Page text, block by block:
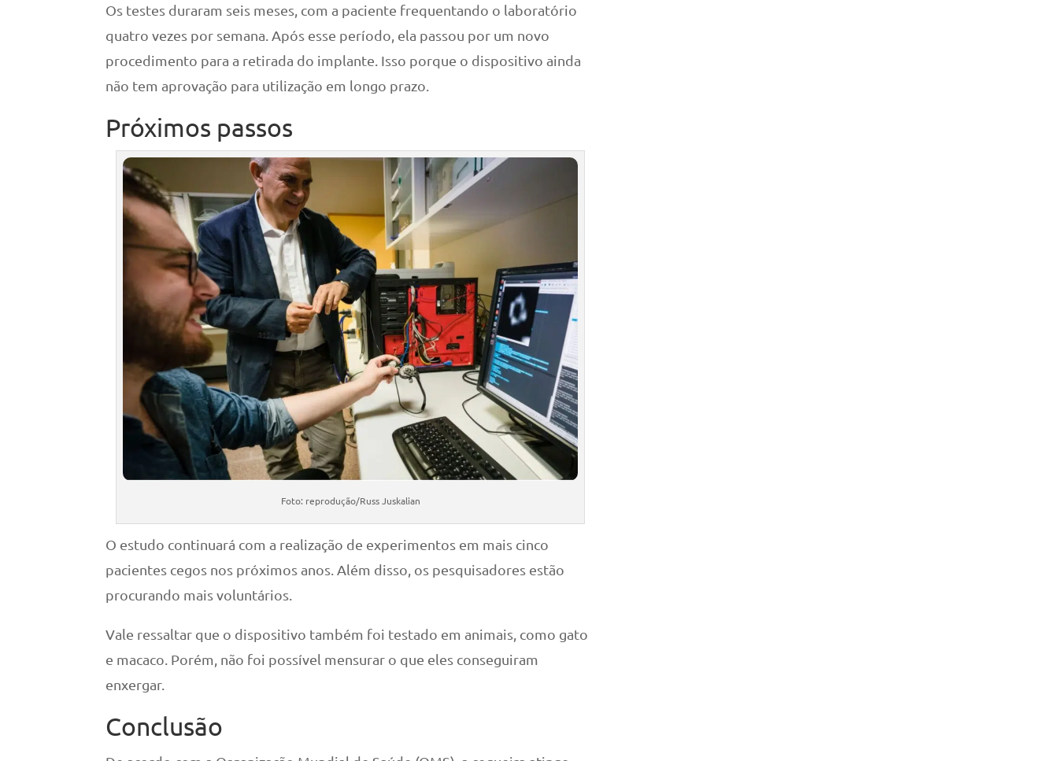
Os testes duraram seis meses, com a paciente frequentando o laboratório
quatro vezes por semana. Após esse período, ela passou por um novo
procedimento para a retirada do implante. Isso porque o dispositivo ainda
não tem aprovação para utilização em longo prazo.
Próximos passos
Foto: reprodução/Russ Juskalian
O estudo continuará com a realização de experimentos em mais cinco
pacientes cegos nos próximos anos. Além disso, os pesquisadores estão
procurando mais voluntários.
Vale ressaltar que o dispositivo também foi testado em animais, como gato
e macaco. Porém, não foi possível mensurar o que eles conseguiram
enxergar.
Conclusão